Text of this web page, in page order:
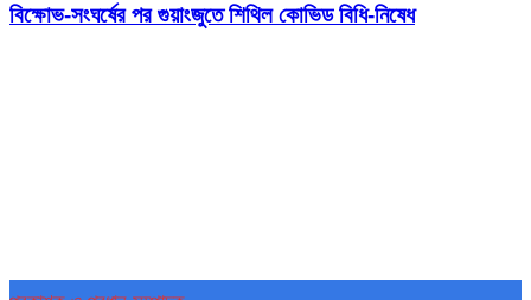
বিক্ষোভ-সংঘর্ষের পর গুয়াংজুতে শিথিল কোভিড বিধি-নিষেধ